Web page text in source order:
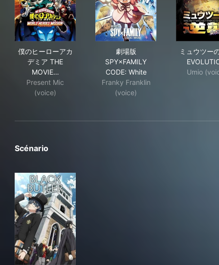
僕のヒーローアカ
デミア THE
MOVIE…
Present Mic
(voice)
劇場版
SPY×FAMILY
CODE: White
Franky Franklin
(voice)
ミュウツー
Umio
Scénario